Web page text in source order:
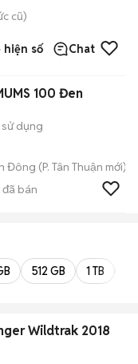
cũ)
hiện số Chat
100 Đen
dụng
Đông (P. Tân Thuận mới)
đã bán
512 GB 1 TB
Wildtrak 2018